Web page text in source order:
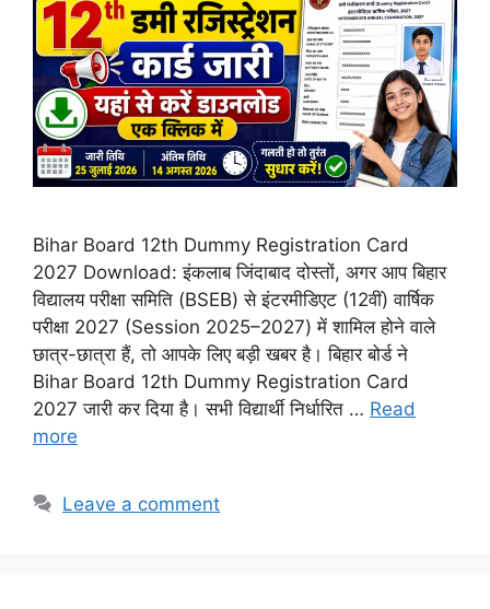
Bihar Board 12th Dummy Registration Card
2027 Download: इंकलाब जिंदाबाद दोस्तों, अगर आप बिहार
विद्यालय परीक्षा समिति (BSEB) से इंटरमीडिएट (12वीं) वार्षिक
परीक्षा 2027 (Session 2025–2027) में शामिल होने वाले
छात्र-छात्रा हैं, तो आपके लिए बड़ी खबर है। बिहार बोर्ड ने
Bihar Board 12th Dummy Registration Card
2027 जारी कर दिया है। सभी विद्यार्थी निर्धारित … Read
more
Leave a comment